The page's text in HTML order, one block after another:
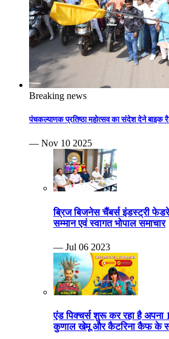
Breaking news
पंचकल्याणक प्रतिष्ठा महोत्सव का संदेश देने बाइक
— Nov 10 2025
ब्रिज बिजनेस चैंबर्स इंडस्ट्री
सम्मान एवं स्वागत भोपाल समाचार
— Jul 06 2023
एंड पिक्चर्स शुरू कर रहा है अपना
कुणाल खेमू और कैटरिना कैफ के